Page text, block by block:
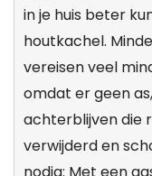
in je huis beter
houtkachel.
vereisen veel
omdat er geen
achterblijven die
verwijderd en
nodig: Met een